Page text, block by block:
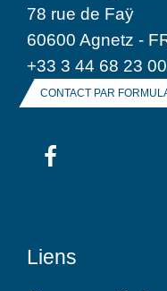
78 rue de Faÿ
60600 Agnetz -
+33 3 44 68 23 00
CONTACT PAR
Liens